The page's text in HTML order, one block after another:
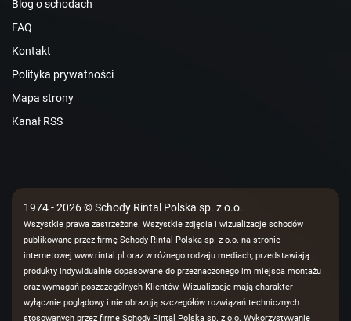
Blog o schodach
FAQ
Kontakt
Polityka prywatności
Mapa strony
Kanał RSS
1974 - 2026 © Schody Rintal Polska sp. z o.o.
Wszystkie prawa zastrzeżone. Wszystkie zdjęcia i wizualizacje schodów
publikowane przez firmę Schody Rintal Polska sp. z o.o. na stronie
internetowej www.rintal.pl oraz w różnego rodzaju mediach, przedstawiają
produkty indywidualnie dopasowane do przeznaczonego im miejsca montażu
oraz wymagań poszczególnych Klientów. Wizualizacje mają charakter
wyłącznie poglądowy i nie obrazują szczegółów rozwiązań technicznych
stosowanych przez firmę Schody Rintal Polska sp. z o.o. Wykorzystywanie